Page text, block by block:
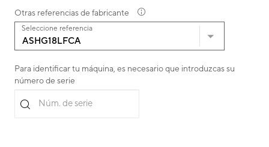
Otras referencias de fabricante
ASHG18LFCA
Seleccione referencia
Para identificar tu máquina, es necesario que introduzcas su
número de serie
Núm. de serie